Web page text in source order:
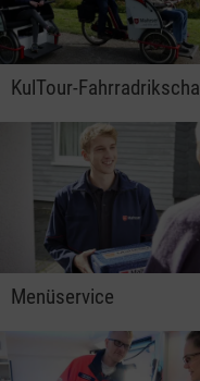
KulTour-Fahrradrikscha
Menüservice